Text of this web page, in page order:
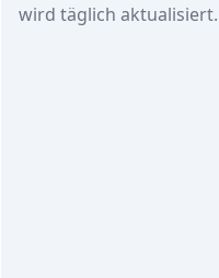
wird täglich aktualisiert.